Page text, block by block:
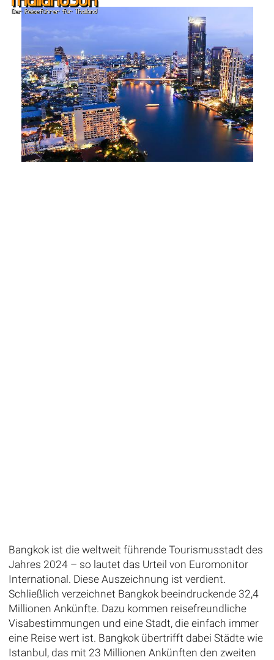
Bangkok ist die weltweit führende Tourismusstadt des
Jahres 2024 – so lautet das Urteil von Euromonitor
International. Diese Auszeichnung ist verdient.
Schließlich verzeichnet Bangkok beeindruckende 32,4
Millionen Ankünfte. Dazu kommen reisefreundliche
Visabestimmungen und eine Stadt, die einfach immer
eine Reise wert ist. Bangkok übertrifft dabei Städte wie
Istanbul, das mit 23 Millionen Ankünften den zweiten